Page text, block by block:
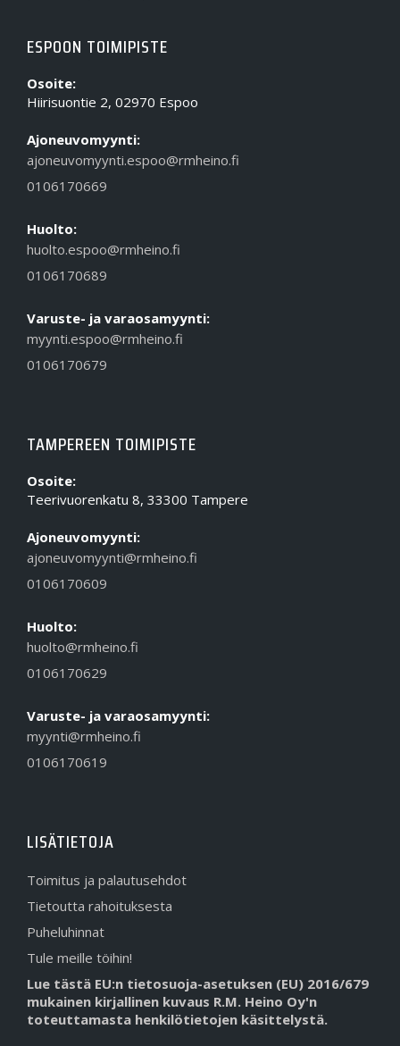
ESPOON TOIMIPISTE
Osoite:
Hiirisuontie 2, 02970 Espoo
Ajoneuvomyynti:
ajoneuvomyynti.espoo@rmheino.fi
0106170669
Huolto:
huolto.espoo@rmheino.fi
0106170689
Varuste- ja varaosamyynti:
myynti.espoo@rmheino.fi
0106170679
TAMPEREEN TOIMIPISTE
Osoite:
Teerivuorenkatu 8, 33300 Tampere
Ajoneuvomyynti:
ajoneuvomyynti@rmheino.fi
0106170609
Huolto:
huolto@rmheino.fi
0106170629
Varuste- ja varaosamyynti:
myynti@rmheino.fi
0106170619
LISÄTIETOJA
Toimitus ja palautusehdot
Tietoutta rahoituksesta
Puheluhinnat
Tule meille töihin!
Lue tästä EU:n tietosuoja-asetuksen (EU) 2016/679
mukainen kirjallinen kuvaus R.M. Heino Oy'n
toteuttamasta henkilötietojen käsittelystä.